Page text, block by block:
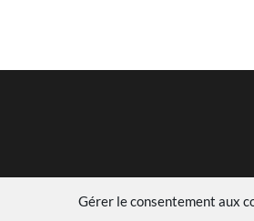
Gérer le consentement aux